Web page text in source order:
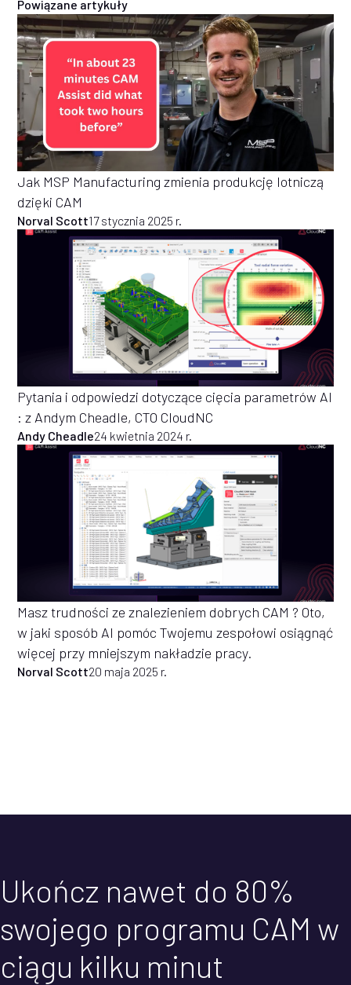
Powiązane artykuły
Jak MSP Manufacturing zmienia produkcję lotniczą
dzięki CAM
Norval Scott17 stycznia 2025 r.
Pytania i odpowiedzi dotyczące cięcia parametrów AI
: z Andym Cheadle, CTO CloudNC
Andy Cheadle24 kwietnia 2024 r.
Masz trudności ze znalezieniem dobrych CAM ? Oto,
w jaki sposób AI pomóc Twojemu zespołowi osiągnąć
więcej przy mniejszym nakładzie pracy.
Norval Scott20 maja 2025 r.
Ukończ nawet do 80%
swojego programu CAM w
ciągu kilku minut